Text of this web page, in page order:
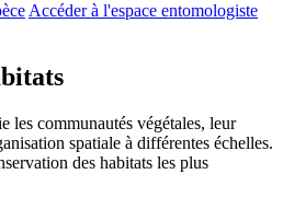
Accéder à l'espace entomologiste
les communautés végétales, leur
spatiale à différentes échelles.
des habitats les plus